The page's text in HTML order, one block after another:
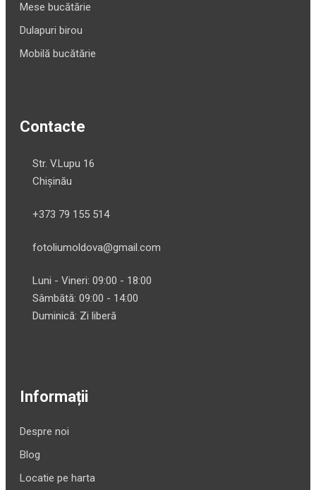
Mese bucătărie
Dulapuri birou
Mobilă bucătărie
Contacte
Str. V.Lupu 16
Chișinău
+373 79 155 514
fotoliumoldova@gmail.com
Luni - Vineri: 09:00 - 18:00
Sâmbătă: 09:00 - 14:00
Duminică: Zi liberă
Informații
Despre noi
Blog
Locatie pe harta